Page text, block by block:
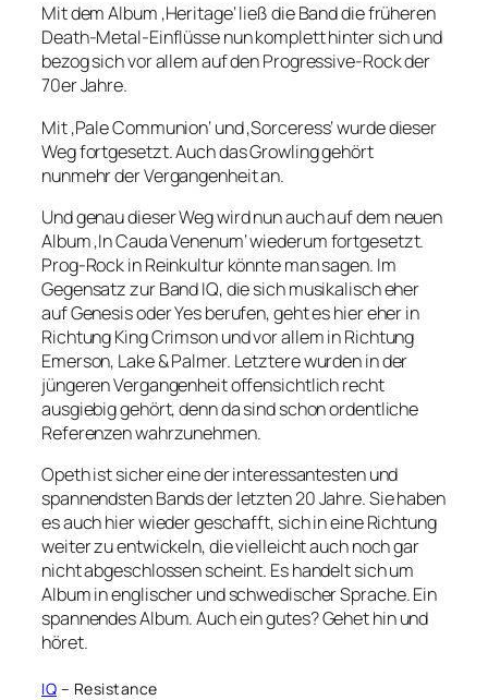
Mit dem Album ‚Heritage‘ ließ die Band die früheren
Death-Metal-Einflüsse nun komplett hinter sich und
bezog sich vor allem auf den Progressive-Rock der
70er Jahre.
Mit ‚Pale Communion‘ und ‚Sorceress‘ wurde dieser
Weg fortgesetzt. Auch das Growling gehört
nunmehr der Vergangenheit an.
Und genau dieser Weg wird nun auch auf dem neuen
Album ‚In Cauda Venenum‘ wiederum fortgesetzt.
Prog-Rock in Reinkultur könnte man sagen. Im
Gegensatz zur Band IQ, die sich musikalisch eher
auf Genesis oder Yes berufen, geht es hier eher in
Richtung King Crimson und vor allem in Richtung
Emerson, Lake & Palmer. Letztere wurden in der
jüngeren Vergangenheit offensichtlich recht
ausgiebig gehört, denn da sind schon ordentliche
Referenzen wahrzunehmen.
Opeth ist sicher eine der interessantesten und
spannendsten Bands der letzten 20 Jahre. Sie haben
es auch hier wieder geschafft, sich in eine Richtung
weiter zu entwickeln, die vielleicht auch noch gar
nicht abgeschlossen scheint. Es handelt sich um
Album in englischer und schwedischer Sprache. Ein
spannendes Album. Auch ein gutes? Gehet hin und
höret.
IQ – Resistance